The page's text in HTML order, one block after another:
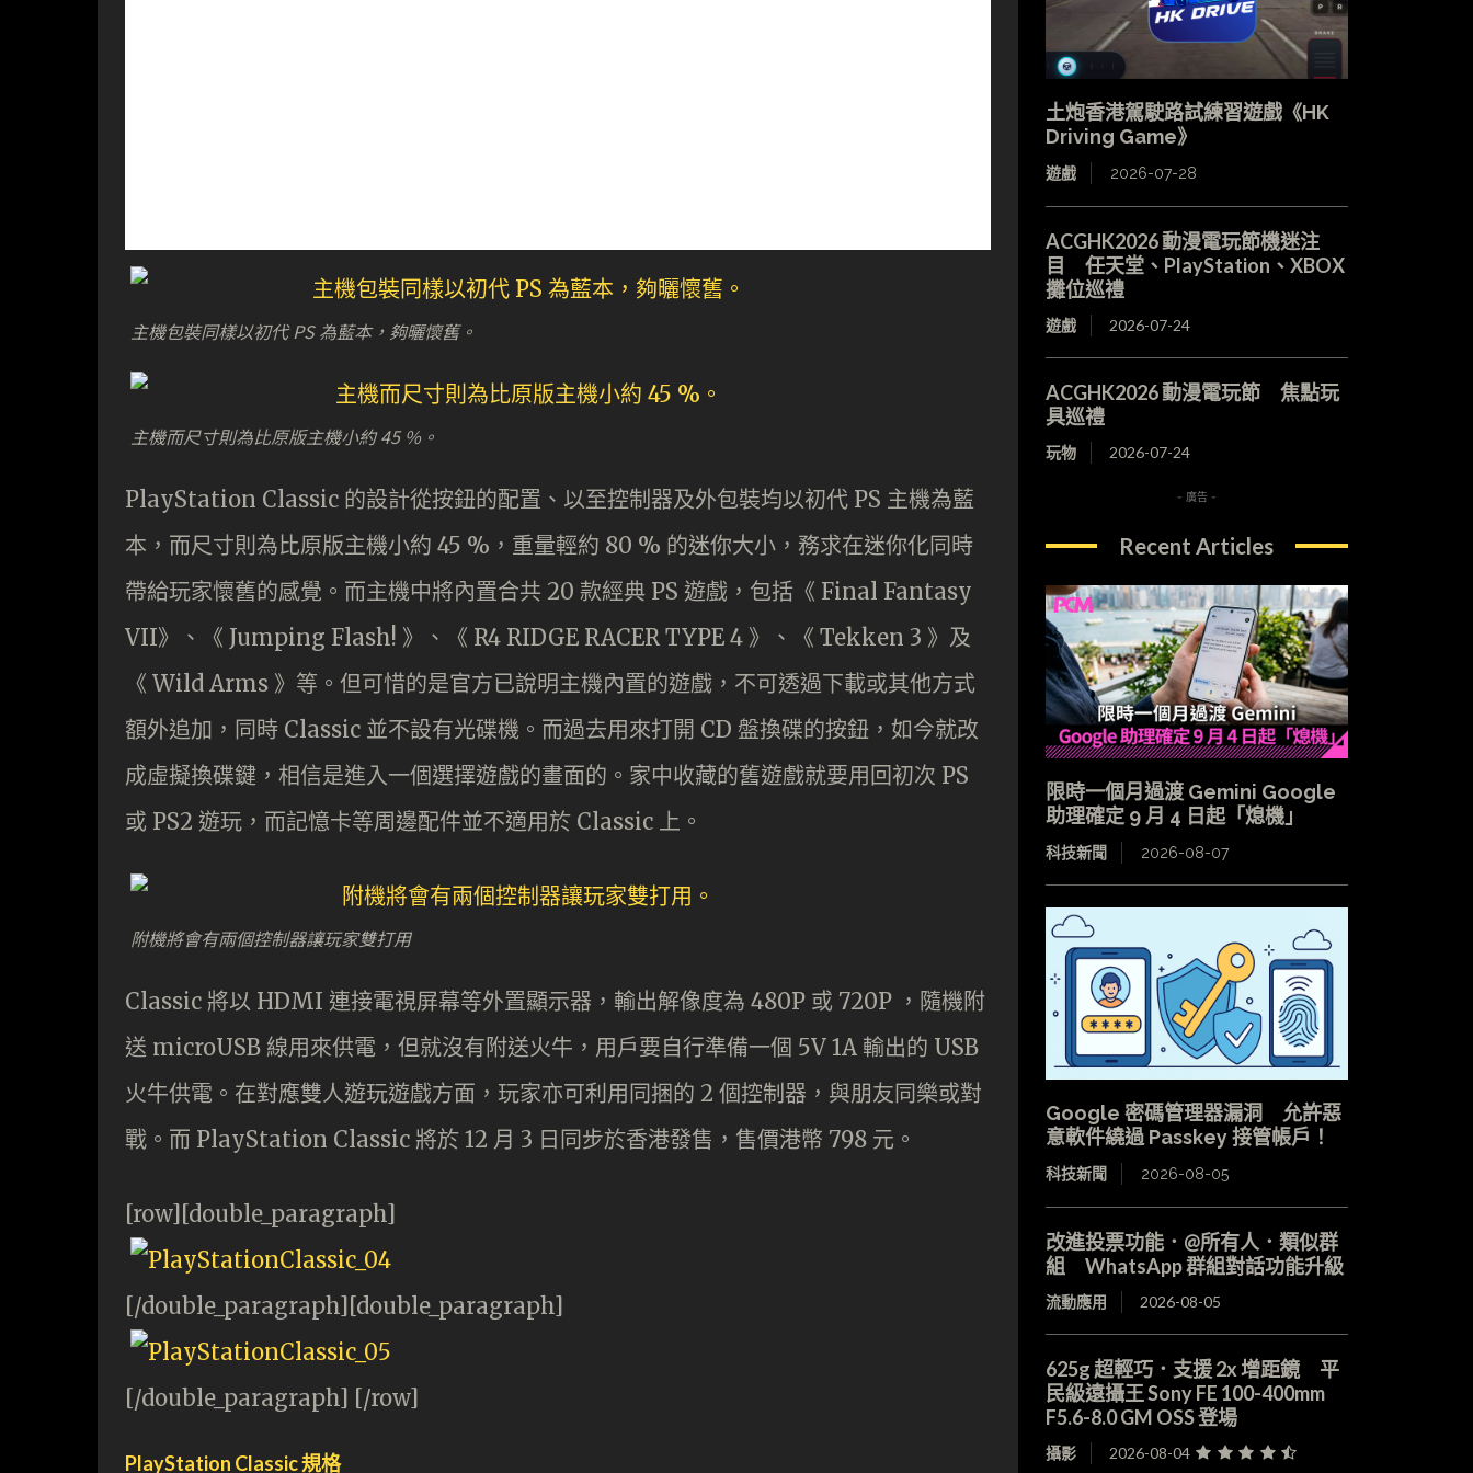
主機包裝同樣以初代 PS 為藍本，夠曬懷舊。
主機而尺寸則為比原版主機小約 45 %。
PlayStation Classic 的設計從按鈕的配置、以至控制器及外包裝均以初代 PS 主機為藍
本，而尺寸則為比原版主機小約 45 %，重量輕約 80 % 的迷你大小，務求在迷你化同時
帶給玩家懷舊的感覺。而主機中將內置合共 20 款經典 PS 遊戲，包括《 Final Fantasy
VII》、《 Jumping Flash! 》、《 R4 RIDGE RACER TYPE 4 》、《 Tekken 3 》及
《 Wild Arms 》等。但可惜的是官方已說明主機內置的遊戲，不可透過下載或其他方式
額外追加，同時 Classic 並不設有光碟機。而過去用來打開 CD 盤換碟的按鈕，如今就改
成虛擬換碟鍵，相信是進入一個選擇遊戲的畫面的。家中收藏的舊遊戲就要用回初次 PS
或 PS2 遊玩，而記憶卡等周邊配件並不適用於 Classic 上。
附機將會有兩個控制器讓玩家雙打用
Classic 將以 HDMI 連接電視屏幕等外置顯示器，輸出解像度為 480P 或 720P ，隨機附
送 microUSB 線用來供電，但就沒有附送火牛，用戶要自行準備一個 5V 1A 輸出的 USB
火牛供電。在對應雙人遊玩遊戲方面，玩家亦可利用同捆的 2 個控制器，與朋友同樂或對
戰。而 PlayStation Classic 將於 12 月 3 日同步於香港發售，售價港幣 798 元。
[row][double_paragraph]
[/double_paragraph][double_paragraph]
[/double_paragraph] [/row]
PlayStation Classic 規格
土炮香港駕駛路試練習遊戲《HK
Driving Game》
遊戲 2026-07-28
ACGHK2026 動漫電玩節機迷注
目 任天堂、PlayStation、XBOX
攤位巡禮
遊戲 2026-07-24
ACGHK2026 動漫電玩節 焦點玩
具巡禮
玩物 2026-07-24
- 廣告 -
Recent Articles
限時一個月過渡 Gemini Google
助理確定 9 月 4 日起「熄機」
科技新聞 2026-08-07
Google 密碼管理器漏洞 允許惡
意軟件繞過 Passkey 接管帳戶！
科技新聞 2026-08-05
改進投票功能．@所有人．類似群
組 WhatsApp 群組對話功能升級
流動應用 2026-08-05
625g 超輕巧．支援 2x 增距鏡 平
民級遠攝王 Sony FE 100-400mm
F5.6-8.0 GM OSS 登場
攝影 2026-08-04